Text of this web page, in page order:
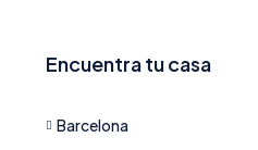
Encuentra tu casa
Barcelona